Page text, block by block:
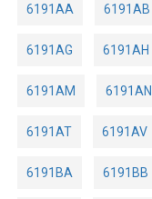
6191AA 6191AB
6191AG 6191AH
6191AM 6191AN
6191AT 6191AV
6191BA 6191BB